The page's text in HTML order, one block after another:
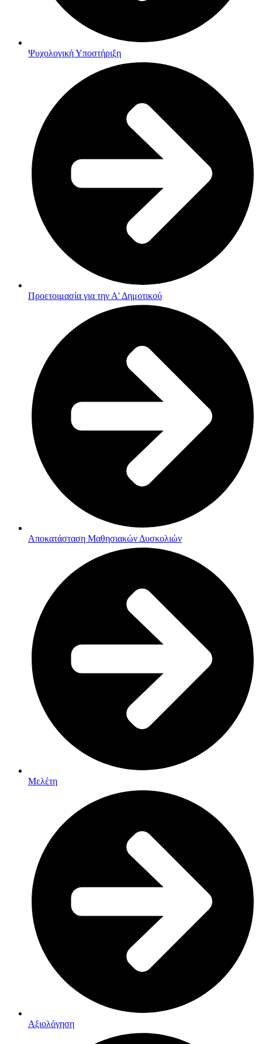
Ψυχολογική Υποστήριξη
Προετοιμασία για την Α' Δημοτικού
Αποκατάσταση Μαθησιακών Δυσκολιών
Μελέτη
Αξιολόγηση